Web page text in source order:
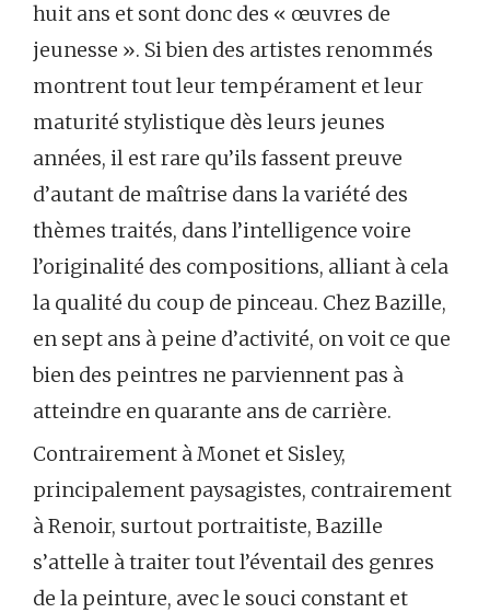
huit ans et sont donc des « œuvres de
jeunesse ». Si bien des artistes renommés
montrent tout leur tempérament et leur
maturité stylistique dès leurs jeunes
années, il est rare qu’ils fassent preuve
d’autant de maîtrise dans la variété des
thèmes traités, dans l’intelligence voire
l’originalité des compositions, alliant à cela
la qualité du coup de pinceau. Chez Bazille,
en sept ans à peine d’activité, on voit ce que
bien des peintres ne parviennent pas à
atteindre en quarante ans de carrière.
Contrairement à Monet et Sisley,
principalement paysagistes, contrairement
à Renoir, surtout portraitiste, Bazille
s’attelle à traiter tout l’éventail des genres
de la peinture, avec le souci constant et